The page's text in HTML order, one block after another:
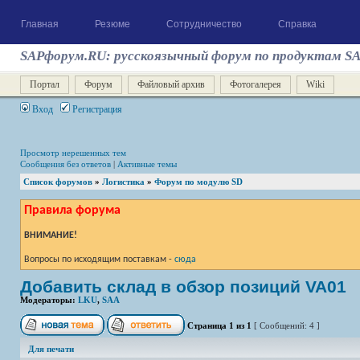
Главная Резюме Сотрудничество Справка
SAPфорум.RU: русскоязычный форум по продуктам
Портал Форум Файловый архив Фотогалерея Wiki
Вход Регистрация
Просмотр нерешенных тем
Сообщения без ответов | Активные темы
Список форумов » Логистика » Форум по модулю SD
Правила форума
ВНИМАНИЕ!
Вопросы по исходящим поставкам - сюда
Добавить склад в обзор позиций VA01
Модераторы: LKU, SAA
Страница 1 из 1 [ Сообщений: 4 ]
Для печати